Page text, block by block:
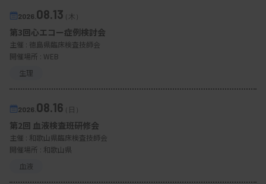
2026. 08.13（木）
第3回心エコー症例検討会
主催 : 徳島県臨床検査技師会
開催場所 : WEB
生理
2026. 08.16（日）
第2回 血液検査班研修会
主催 : 和歌山県臨床検査技師会
開催場所 : 和歌山県
血液